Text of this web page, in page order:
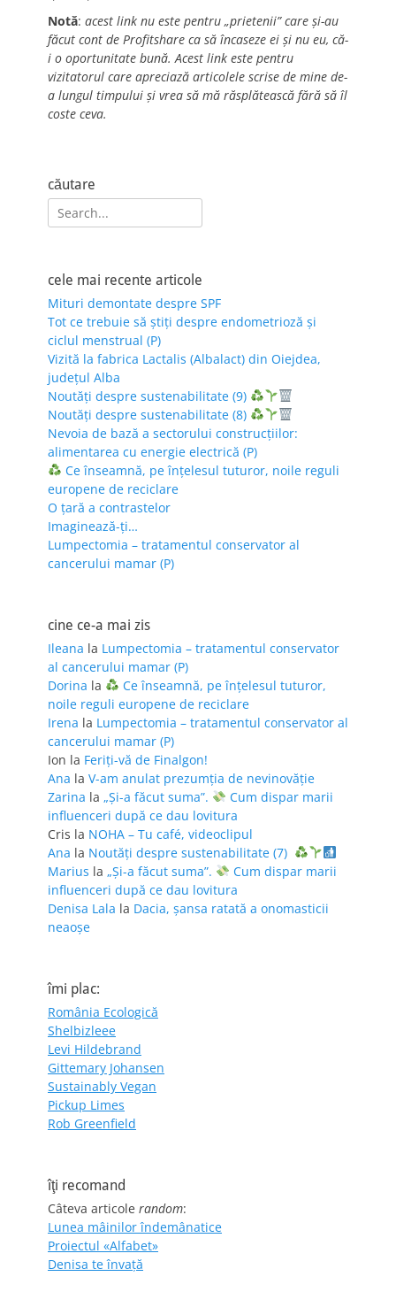
Notă: acest link nu este pentru „prietenii” care și-au
făcut cont de Profitshare ca să încaseze ei și nu eu, că-
i o oportunitate bună. Acest link este pentru
vizitatorul care apreciază articolele scrise de mine de-
a lungul timpului și vrea să mă răsplătească fără să îl
coste ceva.
căutare
Search
for:
cele mai recente articole
Mituri demontate despre SPF
Tot ce trebuie să știți despre endometrioză și
ciclul menstrual (P)
Vizită la fabrica Lactalis (Albalact) din Oiejdea,
județul Alba
Noutăți despre sustenabilitate (9)
Noutăți despre sustenabilitate (8)
Nevoia de bază a sectorului construcțiilor:
alimentarea cu energie electrică (P)
Ce înseamnă, pe înțelesul tuturor, noile reguli
europene de reciclare
O țară a contrastelor
Imaginează-ți…
Lumpectomia – tratamentul conservator al
cancerului mamar (P)
cine ce-a mai zis
Ileana la Lumpectomia – tratamentul conservator
al cancerului mamar (P)
Dorina la
Ce înseamnă, pe înțelesul tuturor,
noile reguli europene de reciclare
Irena la Lumpectomia – tratamentul conservator al
cancerului mamar (P)
Ion la Feriţi-vă de Finalgon!
Ana la V-am anulat prezumția de nevinovăție
Zarina la „Și-a făcut suma”.
Cum dispar marii
influenceri după ce dau lovitura
Cris la NOHA – Tu café, videoclipul
Ana la Noutăți despre sustenabilitate (7)
Marius la „Și-a făcut suma”.
Cum dispar marii
influenceri după ce dau lovitura
Denisa Lala la Dacia, șansa ratată a onomasticii
neaoșe
îmi plac:
România Ecologică
Shelbizleee
Levi Hildebrand
Gittemary Johansen
Sustainably Vegan
Pickup Limes
Rob Greenfield
îţi recomand
Câteva articole random:
Lunea mâinilor îndemânatice
Proiectul «Alfabet»
Denisa te învaţă